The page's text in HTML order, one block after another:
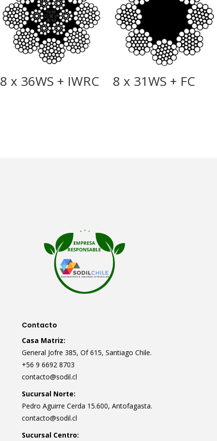
8 x 36WS + IWRC 8 x 31WS + FC
Contacto
Casa Matriz:
General Jofre 385, Of 615, Santiago Chile.
+56 9 6692 8703
contacto@sodil.cl
Sucursal Norte:
Pedro Aguirre Cerda 15.600, Antofagasta.
contacto@sodil.cl
Sucursal Centro: